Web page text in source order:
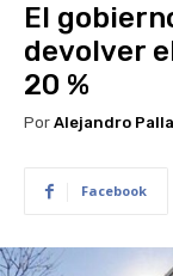
El
devolver
20 %
Por Alejandro
Facebook